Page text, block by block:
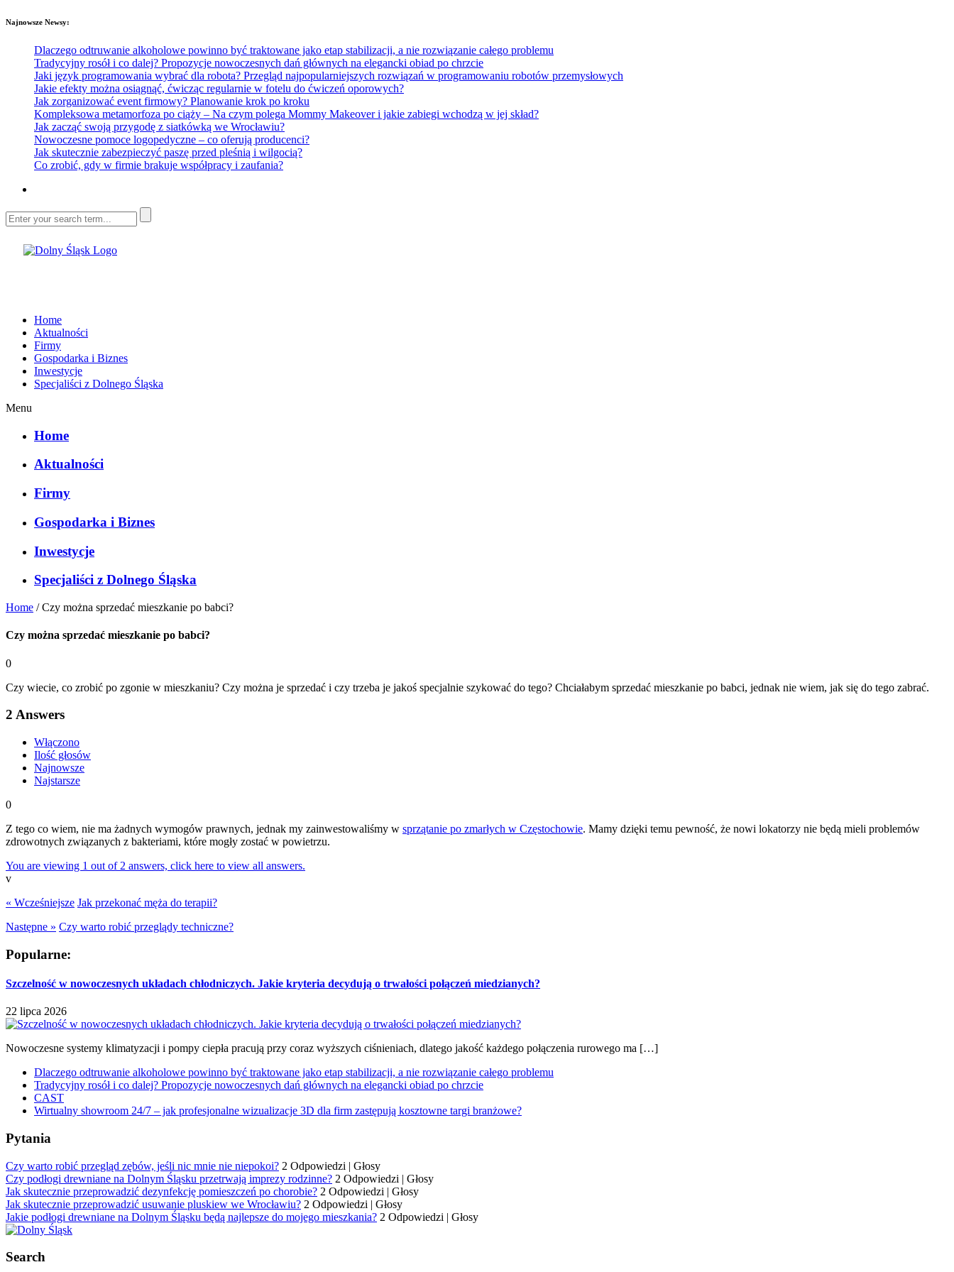
Najnowsze Newsy:
Dlaczego odtruwanie alkoholowe powinno być traktowane jako etap stabilizacji, a nie rozwiązanie całego problemu
Tradycyjny rosół i co dalej? Propozycje nowoczesnych dań głównych na elegancki obiad po chrzcie
Jaki język programowania wybrać dla robota? Przegląd najpopularniejszych rozwiązań w programowaniu robotów przemysłowych
Jakie efekty można osiągnąć, ćwicząc regularnie w fotelu do ćwiczeń oporowych?
Jak zorganizować event firmowy? Planowanie krok po kroku
Kompleksowa metamorfoza po ciąży – Na czym polega Mommy Makeover i jakie zabiegi wchodzą w jej skład?
Jak zacząć swoją przygodę z siatkówką we Wrocławiu?
Nowoczesne pomoce logopedyczne – co oferują producenci?
Jak skutecznie zabezpieczyć paszę przed pleśnią i wilgocią?
Co zrobić, gdy w firmie brakuje współpracy i zaufania?
Home
Aktualności
Firmy
Gospodarka i Biznes
Inwestycje
Specjaliści z Dolnego Śląska
Menu
Home
Aktualności
Firmy
Gospodarka i Biznes
Inwestycje
Specjaliści z Dolnego Śląska
Home /Czy można sprzedać mieszkanie po babci?
Czy można sprzedać mieszkanie po babci?
0
Czy wiecie, co zrobić po zgonie w mieszkaniu? Czy można je sprzedać i czy trzeba je jakoś specjalnie szykować do tego? Chciałabym sprzedać mieszkanie po babci, jednak nie wiem, jak się do tego zabrać.
2 Answers
Włączono
Ilość głosów
Najnowsze
Najstarsze
0
Z tego co wiem, nie ma żadnych wymogów prawnych, jednak my zainwestowaliśmy w sprzątanie po zmarłych w Częstochowie. Mamy dzięki temu pewność, że nowi lokatorzy nie będą mieli problemów
zdrowotnych związanych z bakteriami, które mogły zostać w powietrzu.
You are viewing 1 out of 2 answers, click here to view all answers.
v
« Wcześniejsze Jak przekonać męża do terapii?
Następne » Czy warto robić przeglądy techniczne?
Popularne:
Szczelność w nowoczesnych układach chłodniczych. Jakie kryteria decydują o trwałości połączeń miedzianych?
22 lipca 2026
Nowoczesne systemy klimatyzacji i pompy ciepła pracują przy coraz wyższych ciśnieniach, dlatego jakość każdego połączenia rurowego ma […]
Dlaczego odtruwanie alkoholowe powinno być traktowane jako etap stabilizacji, a nie rozwiązanie całego problemu
Tradycyjny rosół i co dalej? Propozycje nowoczesnych dań głównych na elegancki obiad po chrzcie
CAST
Wirtualny showroom 24/7 – jak profesjonalne wizualizacje 3D dla firm zastępują kosztowne targi branżowe?
Pytania
Czy warto robić przegląd zębów, jeśli nic mnie nie niepokoi? 2 Odpowiedzi | Głosy
Czy podłogi drewniane na Dolnym Śląsku przetrwają imprezy rodzinne? 2 Odpowiedzi | Głosy
Jak skutecznie przeprowadzić dezynfekcję pomieszczeń po chorobie? 2 Odpowiedzi | Głosy
Jak skutecznie przeprowadzić usuwanie pluskiew we Wrocławiu? 2 Odpowiedzi | Głosy
Jakie podłogi drewniane na Dolnym Śląsku będą najlepsze do mojego mieszkania? 2 Odpowiedzi | Głosy
Search